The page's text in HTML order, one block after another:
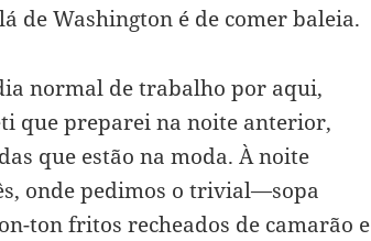
de Washington é de comer baleia.
normal de trabalho por aqui,
que preparei na noite anterior,
que estão na moda. À noite
onde pedimos o trivial—sopa
ton fritos recheados de camarão e